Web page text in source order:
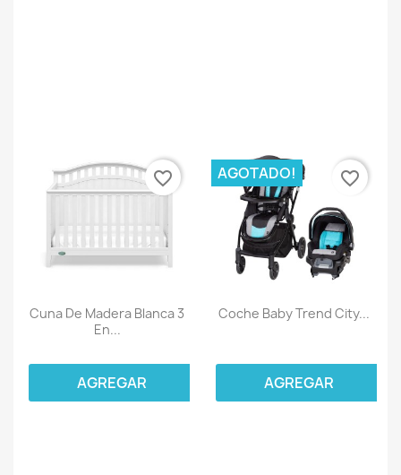
Cuna De Madera Blanca 3
En...
AGREGAR
favorite_border
Coche Baby Trend City...
AGOTADO!
AGREGAR
favorite_border